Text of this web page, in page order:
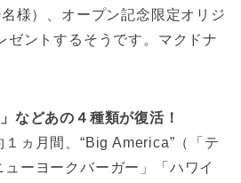
様）、オープン記念限定オリジ
ゼントするそうです。マクドナ
などあの４種類が復活！
ヵ月間、“Big America”（「テ
ーヨークバーガー」「ハワイ